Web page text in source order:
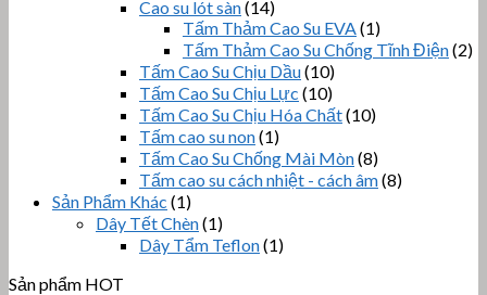
Cao su lót sàn(14)
Tấm Thảm Cao Su EVA(1)
Tấm Thảm Cao Su Chống Tĩnh Điện(2)
Tấm Cao Su Chịu Dầu(10)
Tấm Cao Su Chịu Lực (10)
Tấm Cao Su Chịu Hóa Chất(10)
Tấm cao su non(1)
Tấm Cao Su Chống Mài Mòn(8)
Tấm cao su cách nhiệt - cách âm(8)
Sản Phẩm Khác (1)
Dây Tết Chèn(1)
Dây Tẩm Teflon(1)
Sản phẩm HOT